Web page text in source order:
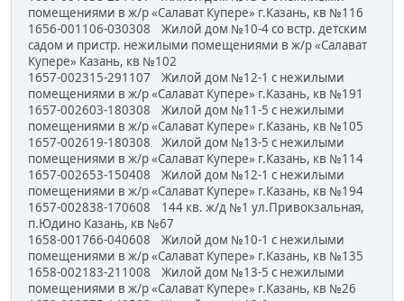
помещениями в ж/р «Салават Купере» г.Казань, кв №116
1656-001106-030308 Жилой дом №10-4 со встр. детским
садом и пристр. нежилыми помещениями в ж/р «Салават
Купере» Казань, кв №102
1657-002315-291107 Жилой дом №12-1 с нежилыми
помещениями в ж/р «Салават Купере» г.Казань, кв №191
1657-002603-180308 Жилой дом №11-5 с нежилыми
помещениями в ж/р «Салават Купере» г.Казань, кв №105
1657-002619-180308 Жилой дом №13-5 с нежилыми
помещениями в ж/р «Салават Купере» г.Казань, кв №114
1657-002653-150408 Жилой дом №12-1 с нежилыми
помещениями в ж/р «Салават Купере» г.Казань, кв №194
1657-002838-170608 144 кв. ж/д №1 ул.Привокзальная,
п.Юдино Казань, кв №67
1658-001766-040608 Жилой дом №10-1 с нежилыми
помещениями в ж/р «Салават Купере» г.Казань, кв №135
1658-002183-211008 Жилой дом №13-5 с нежилыми
помещениями в ж/р «Салават Купере» г.Казань, кв №26